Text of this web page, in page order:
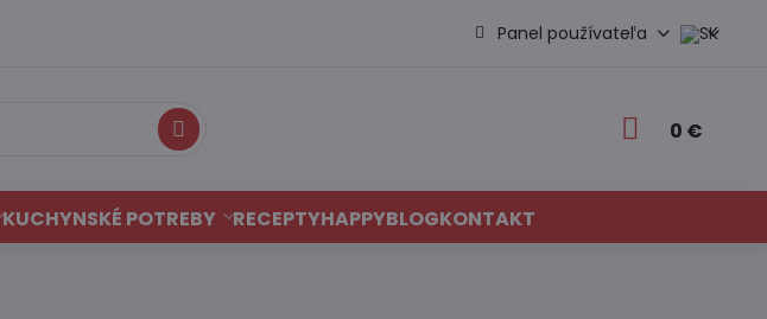
Panel používateľa
Hľadať 0 €
KUCHYNSKÉ POTREBY RECEPTYHAPPYBLOGKONTAKT